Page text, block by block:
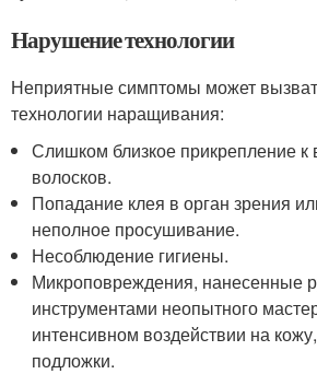
Нарушение технологии
Неприятные симптомы может
технологии наращивания:
Слишком близкое прикрепление к
волосков.
Попадание клея в орган зрения
неполное просушивание.
Несоблюдение гигиены.
Микроповреждения, нанесенные
инструментами неопытного
интенсивном воздействии на
подложки.